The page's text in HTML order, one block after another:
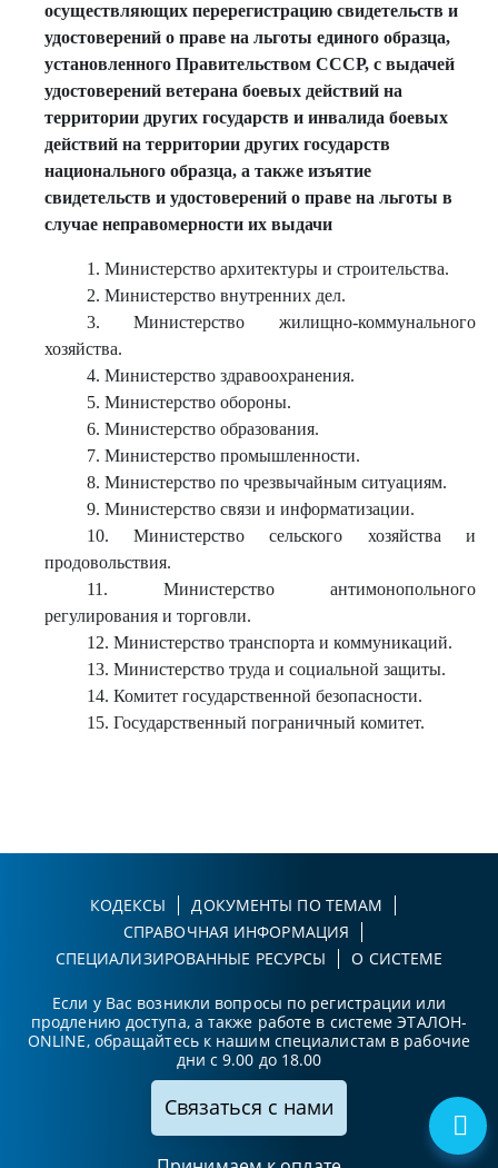
осуществляющих перерегистрацию свидетельств и
удостоверений о праве на льготы единого образца,
установленного Правительством СССР, с выдачей
удостоверений ветерана боевых действий на
территории других государств и инвалида боевых
действий на территории других государств
национального образца, а также изъятие
свидетельств и удостоверений о праве на льготы в
случае неправомерности их выдачи
1. Министерство архитектуры и строительства.
2. Министерство внутренних дел.
3. Министерство жилищно-коммунального
хозяйства.
4. Министерство здравоохранения.
5. Министерство обороны.
6. Министерство образования.
7. Министерство промышленности.
8. Министерство по чрезвычайным ситуациям.
9. Министерство связи и информатизации.
10. Министерство сельского хозяйства и
продовольствия.
11. Министерство антимонопольного
регулирования и торговли.
12. Министерство транспорта и коммуникаций.
13. Министерство труда и социальной защиты.
14. Комитет государственной безопасности.
15. Государственный пограничный комитет.
КОДЕКСЫ
ДОКУМЕНТЫ ПО ТЕМАМ
СПРАВОЧНАЯ ИНФОРМАЦИЯ
СПЕЦИАЛИЗИРОВАННЫЕ РЕСУРСЫ
О СИСТЕМЕ
Если у Вас возникли вопросы по регистрации или
продлению доступа, а также работе в системе ЭТАЛОН-
ONLINE, обращайтесь к нашим специалистам в рабочие
дни с 9.00 до 18.00
Связаться с нами